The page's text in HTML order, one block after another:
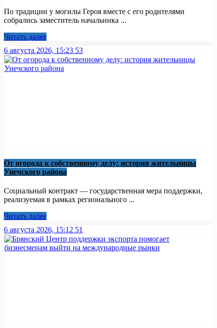
По традиции у могилы Героя вместе с его родителями
собрались заместитель начальника ...
Читать далее
6 августа 2026, 15:23 53
От огорода к собственному делу: история жительницы
Унечского района
Социальный контракт — государственная мера поддержки,
реализуемая в рамках регионального ...
Читать далее
6 августа 2026, 15:12 51